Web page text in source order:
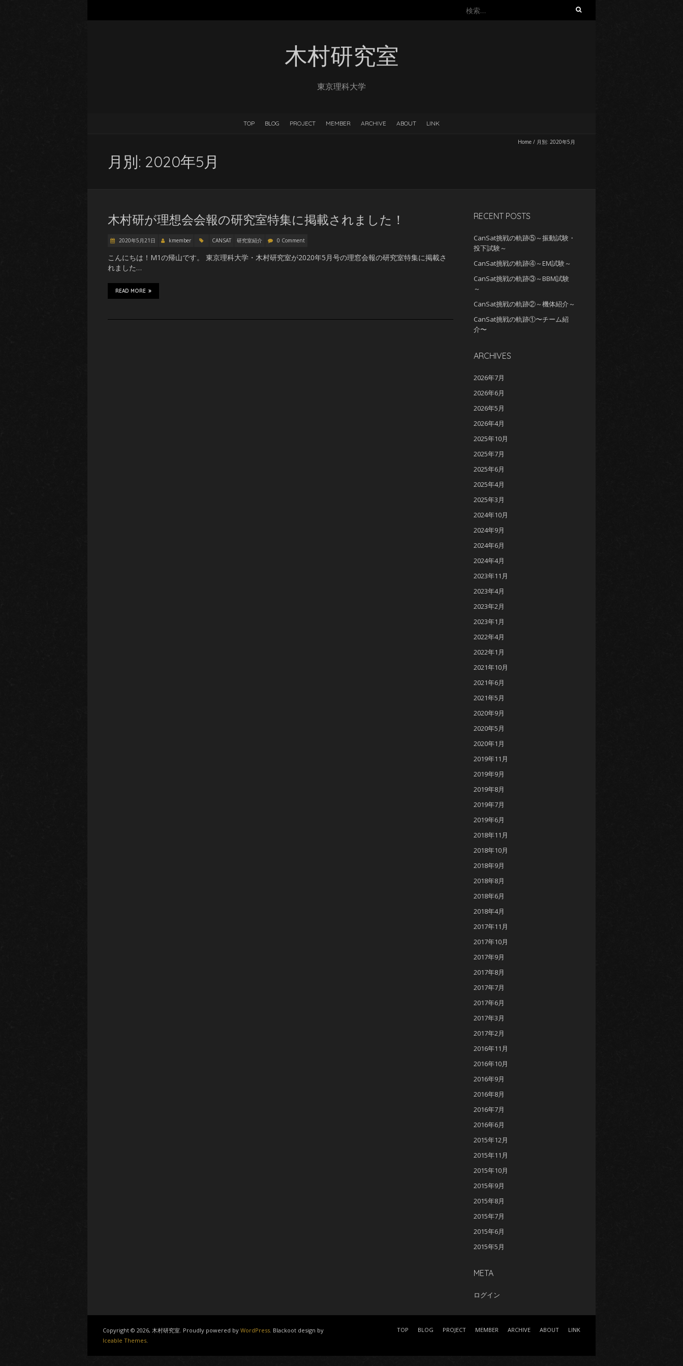
検
木村研究室
東京理科大学
TOP BLOG PROJECT MEMBER ARCHIVE ABOUT LINK
Home / 月別: 2020年5月
月別: 2020年5月
木村研が理想会会報の研究室特集に掲載されました！
2020年5月21日 kmember CANSAT 研究室紹介 0 Comment
こんにちは！M1の帰山です。 東京理科大学・木村研究室が2020年5月号の理窓会報の研究室特集に掲載さ
れました…
READ MORE
RECENT POSTS
CanSat挑戦の軌跡⑤～振動試験・
投下試験～
CanSat挑戦の軌跡④～EM試験～
CanSat挑戦の軌跡③～BBM試験
～
CanSat挑戦の軌跡②～機体紹介～
CanSat挑戦の軌跡①〜チーム紹
介〜
ARCHIVES
2026年7月
2026年6月
2026年5月
2026年4月
2025年10月
2025年7月
2025年6月
2025年4月
2025年3月
2024年10月
2024年9月
2024年6月
2024年4月
2023年11月
2023年4月
2023年2月
2023年1月
2022年4月
2022年1月
2021年10月
2021年6月
2021年5月
2020年9月
2020年5月
2020年1月
2019年11月
2019年9月
2019年8月
2019年7月
2019年6月
2018年11月
2018年10月
2018年9月
2018年8月
2018年6月
2018年4月
2017年11月
2017年10月
2017年9月
2017年8月
2017年7月
2017年6月
2017年3月
2017年2月
2016年11月
2016年10月
2016年9月
2016年8月
2016年7月
2016年6月
2015年12月
2015年11月
2015年10月
2015年9月
2015年8月
2015年7月
2015年6月
2015年5月
META
ログイン
Copyright © 2026, 木村研究室. Proudly powered by WordPress. Blackoot design by
Iceable Themes.
TOP BLOG PROJECT MEMBER ARCHIVE ABOUT LINK